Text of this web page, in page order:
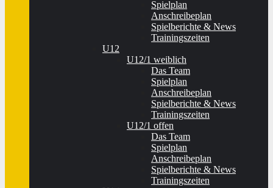
Spielplan
Anschreibeplan
Spielberichte & News
Trainingszeiten
U12
U12/1 weiblich
Das Team
Spielplan
Anschreibeplan
Spielberichte & News
Trainingszeiten
U12/1 offen
Das Team
Spielplan
Anschreibeplan
Spielberichte & News
Trainingszeiten